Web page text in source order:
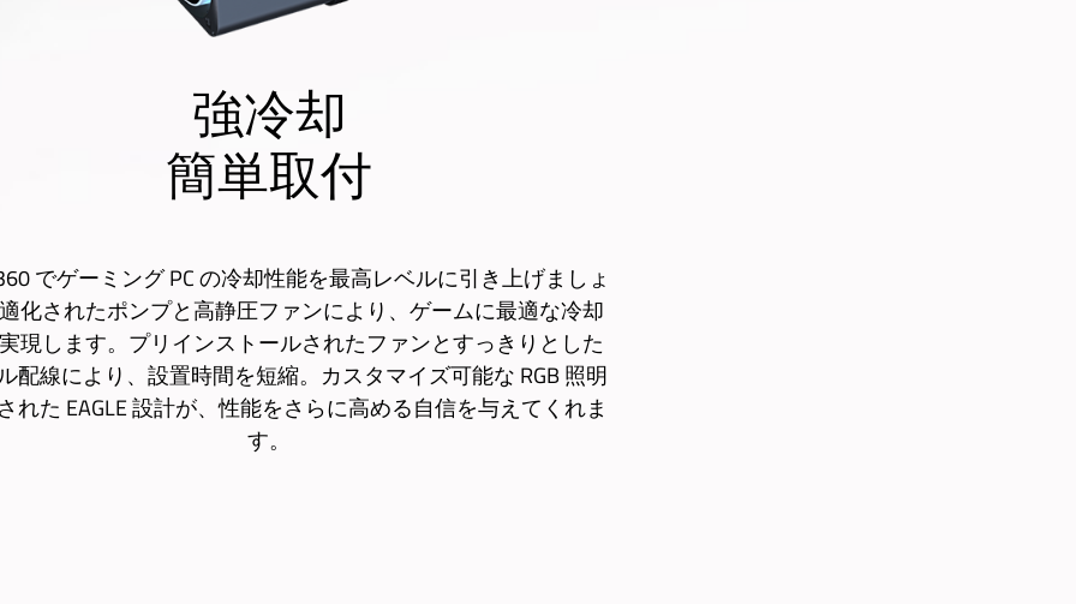
強冷却
簡単取付
でゲーミング PC の冷却性能を最高レベルに引き上げましょ
化されたポンプと高静圧ファンにより、ゲームに最適な冷却
現します。プリインストールされたファンとすっきりとした
配線により、設置時間を短縮。カスタマイズ可能な RGB 照明
れた EAGLE 設計が、性能をさらに高める自信を与えてくれま
す。